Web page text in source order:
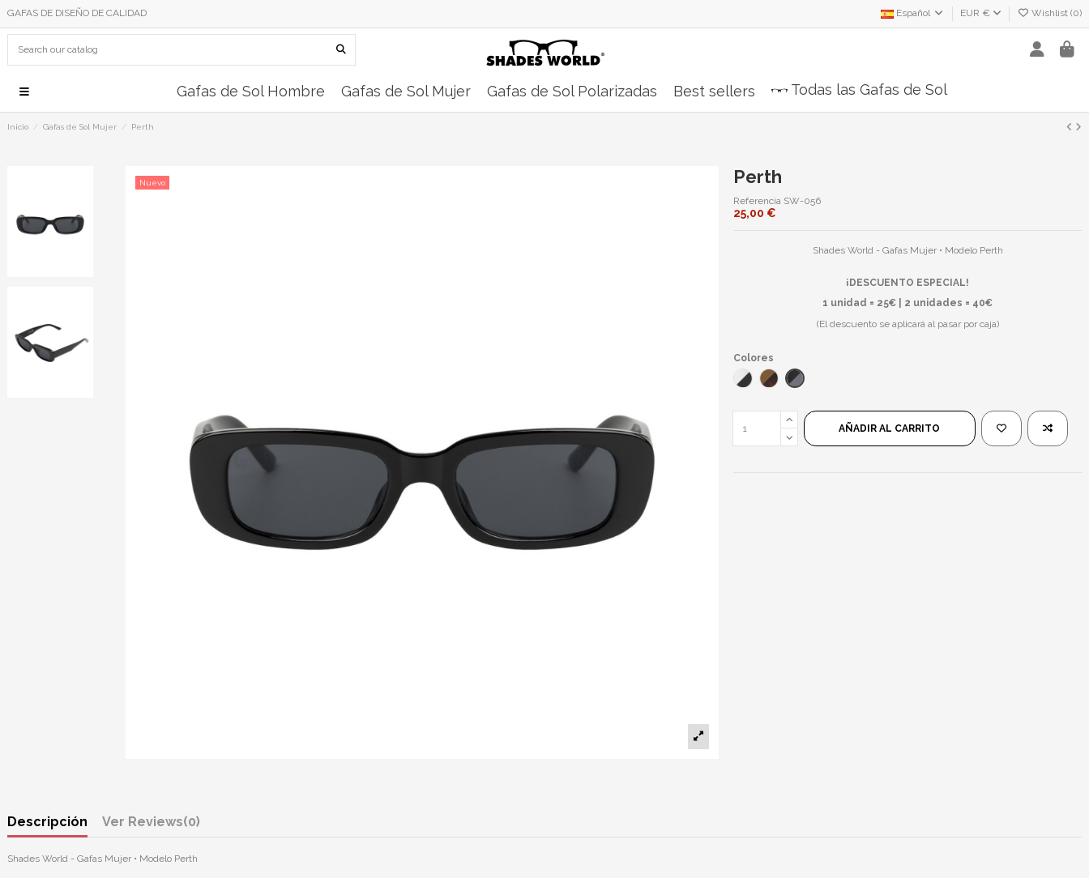
GAFAS DE DISEÑO DE CALIDAD Español EUR € Wishlist (0)
Gafas de Sol Hombre Gafas de Sol Mujer Gafas de Sol Polarizadas Best sellers Todas las Gafas de Sol
Inicio Gafas de Sol Mujer Perth
Nuevo Perth
Referencia SW-056
25,00 €
Shades World - Gafas Mujer • Modelo Perth
¡DESCUENTO ESPECIAL!
1 unidad = 25€ | 2 unidades = 40€
(El descuento se aplicará al pasar por caja)
Colores
Blanco/Negro
Leopardo/Marrón
Negro/Negro
AÑADIR AL CARRITO
Descripción Reviews(0)
Shades World - Gafas Mujer • Modelo Perth